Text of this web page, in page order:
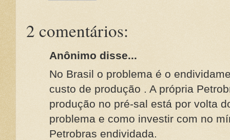
2 comentários:
Anônimo disse...
No Brasil o problema é o
custo de produção . A própria
produção no pré-sal está por volta
problema e como investir com no
Petrobras endividada.